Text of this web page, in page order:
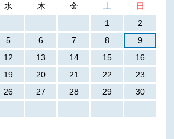
水 木 金 土
日
1
2
5 6 7 8
9
12 13 14 15
16
19 20 21 22
23
26 27 28 29
30